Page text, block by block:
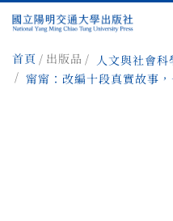
首頁 出版品 人文與社會科
甯甯：改編十段真實故事